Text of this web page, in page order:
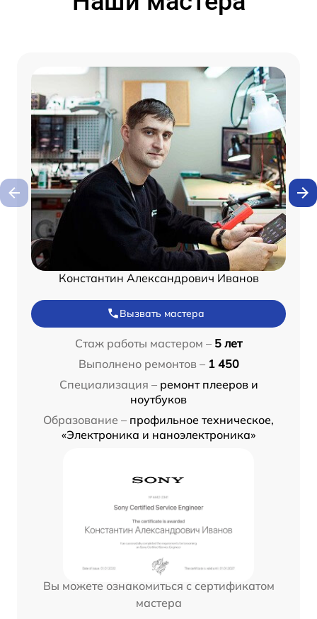
Константин Александрович Иванов
Вызвать мастера
Стаж работы мастером – 5 лет
Выполнено ремонтов – 1 450
Специализация – ремонт плееров и
ноутбуков
Образование – профильное техническое,
«Электроника и наноэлектроника»
Вы можете ознакомиться с сертификатом
мастера